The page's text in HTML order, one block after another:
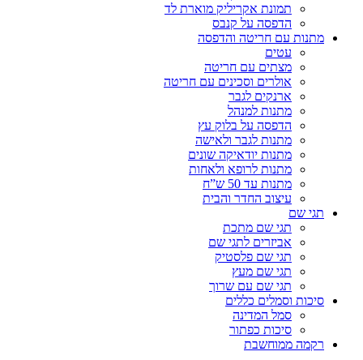
תמונת אקריליק מוארת לד
הדפסה על קנבס
מתנות עם חריטה והדפסה
עטים
מצתים עם חריטה
אולרים וסכינים עם חריטה
ארנקים לגבר
מתנות למנהל
הדפסה על בלוק עץ
מתנות לגבר ולאישה
מתנות יודאיקה שונים
מתנות לרופא ולאחות
מתנות עד 50 ש”ח
עיצוב החדר והבית
תגי שם
תגי שם מתכת
אביזרים לתגי שם
תגי שם פלסטיק
תגי שם מעץ
תגי שם עם שרוך
סיכות וסמלים כללים
סמל המדינה
סיכות כפתור
רקמה ממוחשבת